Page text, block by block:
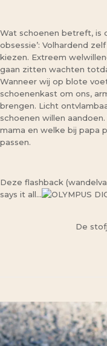
Wat schoenen betreft, is
obsessie’: Volhardend
kiezen. Extreem
gaan zitten wachten
Wanneer wij op blote
schoenenkast om ons,
brengen. Licht
schoenen willen
mama en welke bij papa
passen.
Deze flashback
says it all…
De